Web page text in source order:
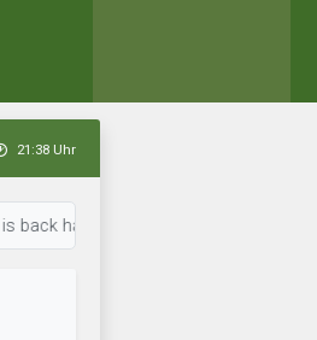
21:38 Uhr
die Aufstellung optimiert. • 21:37